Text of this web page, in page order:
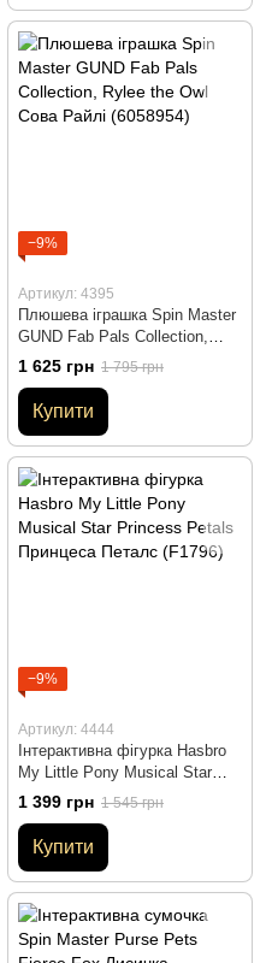
−9%
Артикул: 4395
Плюшева іграшка Spin Master
GUND Fab Pals Collection,
Rylee the Owl Сова Райлі
(6058954)
1 625 грн 1 795 грн
Купити
−9%
Артикул: 4444
Інтерактивна фігурка Hasbro
My Little Pony Musical Star
Princess Petals Принцеса
Петалс (F1796)
1 399 грн 1 545 грн
Купити